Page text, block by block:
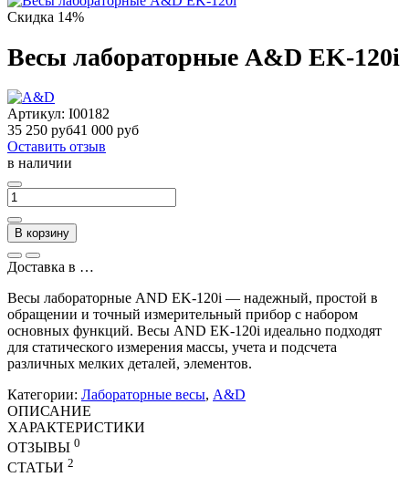
Скидка 14%
Весы лабораторные A&D EK-120i
Артикул: I00182
35 250 руб41 000 руб
Оставить отзыв
в наличии
В корзину
Доставка в …
Весы лабораторные AND EK-120i — надежный, простой в
обращении и точный измерительный прибор с набором
основных функций. Весы AND EK-120i идеально подходят
для статического измерения массы, учета и подсчета
различных мелких деталей, элементов.
Категории: Лабораторные весы, A&D
ОПИСАНИЕ
ХАРАКТЕРИСТИКИ
ОТЗЫВЫ 0
СТАТЬИ 2